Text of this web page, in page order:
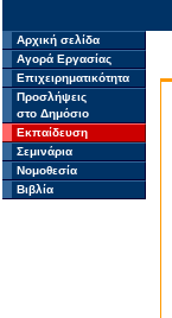
Αρχική σελίδα
Αγορά Εργασίας
Επιχειρηματικότητα
Προσλήψεις
στο Δημόσιο
Εκπαίδευση
Σεμινάρια
Νομοθεσία
Βιβλία